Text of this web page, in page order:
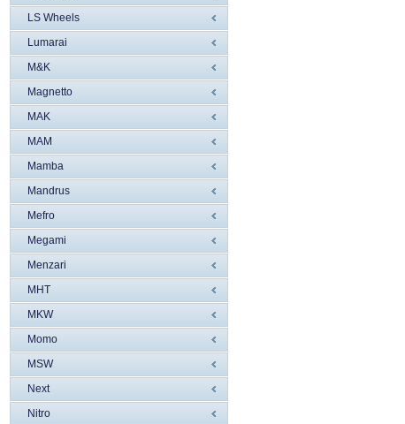
LS Wheels
Lumarai
M&K
Magnetto
MAK
MAM
Mamba
Mandrus
Mefro
Megami
Menzari
MHT
MKW
Momo
MSW
Next
Nitro